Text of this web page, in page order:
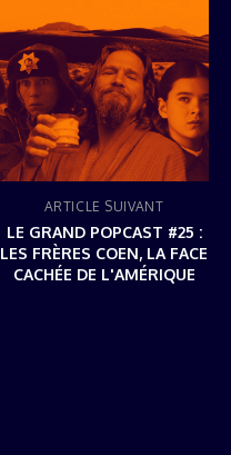
ARTICLE SUIVANT
LE GRAND POPCAST #25 :
LES FRÈRES COEN, LA FACE
CACHÉE DE L'AMÉRIQUE